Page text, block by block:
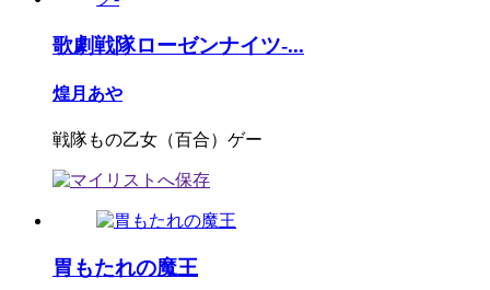
歌劇戦隊ローゼンナイツ-...
煌月あや
戦隊もの乙女（百合）ゲー
胃もたれの魔王